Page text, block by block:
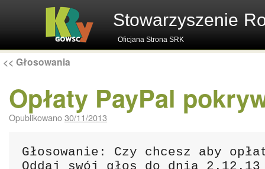
Stowarzyszenie
Oficjana Strona SRK
<< Głosowania
Opłaty PayPal
Opublikowano30/11/2013
Głosowanie: Czy chcesz aby
Oddaj swój głos do dnia 2.12.13